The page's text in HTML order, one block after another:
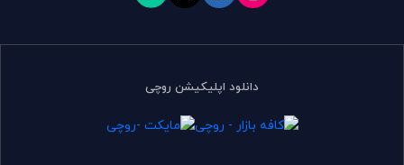
دانلود اپلیکیشن روچی